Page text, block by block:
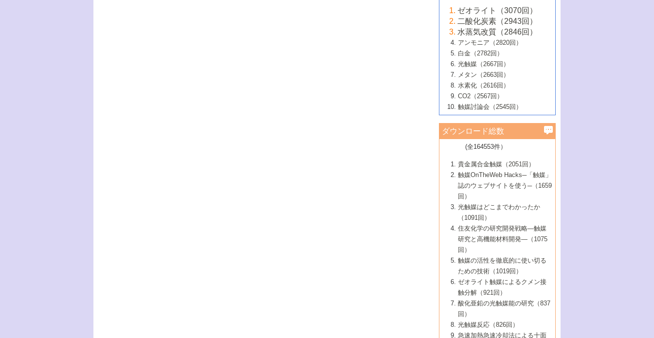
大学：オンライン・対面開催）
6号 メタン転換技術の最新動向
B号 第125回触媒討論会（2020年・工学
院大学）
5号 固体触媒による含窒素有機化合物変
換の最前線
6号 貴金属使用量低減に向けた自動車排
ガス浄化触媒の開発
B号 第123回触媒討論会（2019年・大阪
B号 第121回触媒討論会（2018年・東京
大学）
5号 水素のふるまいを解き明かす最先端
研究
6号 低級アルカンの有効利用のための触
媒技術
B号 第119回触媒討論会（2017年・首都
大学東京）
媒技術
3号 触媒研究の最先端～とびたて若き研究
者たち～（1）
4号 触媒研究の最先端～とびたて若き研究
者たち～（2）
5号 触媒研究の最先端～とびたて若き研究
者たち～（3）
6号 イオニクス材料と燃料電池・電解合成
の最新の研究動向
B号 第117回触媒討論会（2016年・大阪府
立大学）
2号 石油精製用触媒の最近の進展
3号 固体酸化物形燃料電池（SOFC）におけ
るアノード触媒上での燃料直接改質技術
4号 コアシェル構造の制御による触媒機能
5号 工業触媒およびその周辺技術の最近の
進歩
6号 ナノシート
B号 第115回触媒討論会（2015年・成蹊大
2号 光触媒反応機構に関する最新の研究動
向
開発動向
4号 人工光合成に向けた近年のアプローチ
5号 未利用熱エネルギーの有効活用に貢献
する触媒技術
6号 ポリオキソメタレート
B号 第113回触媒討論会（2014年・ロワジ
ールホテル豊橋）
1号 高耐久性燃料電池システム用触媒にお
ける新展開
2号 リビングラジカル重合の最近の動向
3号 天然ガスの化学工業的展開に関する触
媒技術
4号 貴金属触媒の精密構造制御とその活用
5号 バイオマス化成品製造のための固体触
6号 ナノ空間─吸着状態解析から新機能開拓
B号 第111回触媒討論会（2013年・関西大
▼54巻（2012年）
1号 規則性多孔体の利用技術における最近
の進歩
2号 第109回触媒討論会
3号 貴金属低減技術の最新動向
4号 貴金属代替技術の最新動向
5号 光触媒による物質変換反応の新展開
6号 グラフェン
7号 水素を利用する化成品合成の新潮流
▼53巻（2011年）
1号 金属学から見る合金触媒の新展開
2号 第107回触媒討論会
3号 触媒のその場観察法の進歩（１）
4号 触媒のその場観察法の進歩（２）
5号 不活性結合の触媒的活性化による有機
合成
6号 新しい固体酸触媒技術
7号 ゼオライト合成における最近の進歩
▼52巻（2010年）
1号 触媒の劣化対策と長寿命触媒開発
2号 第105回触媒討論会
3号 ナノ構造が拓く新機能
4号 活性サイトおよびその環境の精密な設
計による触媒の高機能化
5号 触媒を有効に使うための技術
7号 有機分子触媒による精密有機合成
8号 高機能化ポリオレフィンに向けた重合
触媒の最近の進展
1号 炭素材料－熱い注目を集める材料－
2号 第103回触媒討論会
3号 環境浄化用光触媒の現状と課題
4号 水素社会の実現に向けた水素製造・貯
蔵技術の進歩
5号 CO2が関わる触媒・材料
7号 持続可能社会実現のための触媒および
触媒関連技術
▼50巻（2008年）
1号 触媒化学と学会のこの10年，半世紀，
そして未来
2号 第101回触媒討論会
4号 錯体を利用したユニークな表面構造の
構築と機能
5号 若手会員による触媒研究の未来展望1：
企業編
6号 第102回触媒討論会
7号 触媒・化学反応における計算化学の進
8号 若手研究者による触媒研究の未来展望
2：大学・研究所編
▼49巻（2007年）
1号 含フッ素化合物の合成と触媒
2号 第99回触媒討論会
3号 実用的ファインケミカル合成プロセス
を実現する触媒
5号 こんな物質，あんな物質―新たな触媒
の可能性―
7号 『結晶の化学』を活かした触媒研究
8号 イオン液体の応用
▼48巻（2006年）
1号 固体酸触媒の最近の進歩
2号 第97回触媒討論会
3号 リビング重合触媒の最近の展開
5号 水素製造・貯蔵のための触媒技術の新
しい展開
6号 第98回触媒討論会
7号 基礎化学品製造の触媒技術
8号 多機能型リアクター
1号 最近の触媒担体とその効果
2号 第95回触媒討論会
4号 水分解用光触媒材料
5号 時間分解分光の進歩と応用
6号 第96回触媒討論会
8号 超臨界流体を用いた化学プロセスの新
▼46巻（2004年）
1号 部分酸化反応触媒の最前線
2号 第93回触媒討論会
3号 特殊エネルギー場の触媒反応
4号 生体内における金属の触媒作用
5号 ファインケミカルズの展開に寄与する
6号 第94回触媒討論会
7号 サブナノレベルでみた新しい表面現象
8号 オレフィン重合触媒の新たな展
▼45巻（2003年）
1号 なぜこの触媒が良いのか？
2号 第91回触媒討論会
3号 最近の自動車排ガス処理技術
4号 触媒研究の現状と将来─第90回触媒討論
5号 基礎化学品製造の触媒技術
6号 第92回触媒討論会
7号 基礎化学品製造の触媒技術
8号 資源の循環と触媒技術
▼44巻（2002年）
1号 高次制御された触媒の化学
2号 第89回触媒討論会
3号 触媒を利用した電気化学の新展開
4号 ナノ材料の調製と機能化
5号 こんな触媒が欲しい
6号 第90回触媒討論会
7号 触媒研究と学術雑誌/情報
8号 若い世代からみた触媒化学の現状と未
▼43巻（2001年）
1号 グリーンケミストリーと触媒
2号 第87回触媒討論会特集号
3号 生体触媒とバイオプロセス
4号 水素製造・利用の触媒化学
5号 触媒研究における新しい切り口：コン
ビナトリアルケミストリー
6号 第88回触媒討論会特集号
7号 企業における触媒研究のブレークスル
8号 この材料を触媒として使ってみません
▼42巻（2000年）
1号 触媒反応工学の明日を拓く
2号 第85回触媒討論会
3号 反応ダイナミクス
5号 触媒のおもしろさをどのように伝える
6号 第86回触媒討論会
7号 水素化精製触媒の新しい展開
8号 新しい反応性と機能性を目指した金属
クラスタ-化学
▼41巻（1999年）
1号 孔、穴、あな?-特異な空間とその利用-
2号 第83回触媒討論会
3号 均一系触媒反応最前線
4号 実用炭素材料の新展開
5号 研究の方法論を考える
7号 機能性金属材料と触媒
8号 触媒研究へのNMRの応用と展望
▼40巻（1998年）
進展と21世紀への提言/創立40周年記念・触
媒学会この10年の歩みとこれから/創立40周
2号 第81回触媒討論会
3号 計算機触媒化学へのさそい
4号 触媒劣化の制御と予測
5号 最新の実用プロセスと触媒
6号 第82回触媒討論会
1号 均一系と不均一系触媒反応-その特徴と
接点
2号 第79回触媒討論会
3号 最新NO除去触媒の実用化研究
4号 新しい反応場を目指した触媒調製
5号 反応・分離技術の新しい展開
6号 第80回触媒討論会
▼38巻（1996年）
1号 触媒の構造と触媒作用/C1化学を中心と
する21世紀への触媒
3号 オリンピックメダル:金・銀・銅はどん
な触媒作用を示すか
4号 触媒作用における機能の複合化
▼37巻（1995年）
1号 ファインケミカルズと固体触媒
2号 第75回触媒討論会
3号 希土類を利用した触媒
4号 触媒とリサイクル
5号 エネルギー変換触媒
▼36巻（1994年）
1号 電気化学と触媒
2号 第73回触媒討論会
3号 C4化学の展開
4号 《通常号》
▼35巻（1993年）
1号 工業触媒開発マニュアル―探索から工
業化まで
2号 第71回触媒討論会
▼34巻（1992年）
1号 インパクトを与えたこの研究
2号 第69回触媒討論会
▼33巻（1991年）
1号 触媒プロセス開発マニュアル―探索か
▼32巻（1990年）
ゼオライト（3070回）
二酸化炭素（2943回）
水蒸気改質（2846回）
アンモニア（2820回）
白金（2782回）
光触媒（2667回）
メタン（2663回）
水素化（2616回）
CO2（2567回）
触媒討論会（2545回）
ダウンロード総数
(全164553件）
貴金属合金触媒（2051回）
触媒OnTheWeb Hacks─「触媒」
誌のウェブサイトを使う─（1659
回）
光触媒はどこまでわかったか
（1091回）
住友化学の研究開発戦略―触媒
研究と高機能材料開発―（1075
回）
触媒の活性を徹底的に使い切る
ための技術（1019回）
ゼオライト触媒によるクメン接
触分解（921回）
酸化亜鉛の光触媒能の研究（837
回）
光触媒反応（826回）
急速加熱急速冷却法による十面